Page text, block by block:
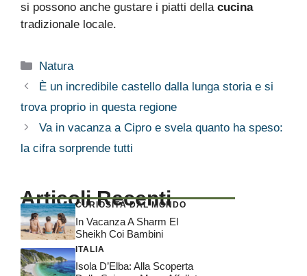
si possono anche gustare i piatti della cucina
tradizionale locale.
Categorie
Natura
È un incredibile castello dalla lunga storia e si
trova proprio in questa regione
Va in vacanza a Cipro e svela quanto ha speso:
la cifra sorprende tutti
Articoli Recenti
CURIOSITÀ DAL MONDO
In Vacanza A Sharm El
Sheikh Coi Bambini
ITALIA
Isola D’Elba: Alla Scoperta